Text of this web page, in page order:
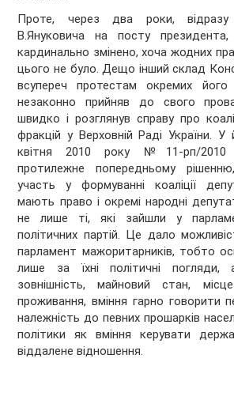
Проте, через два роки,
В.Януковича на посту
кардинально змінено, хоча жодних
цього не було. Дещо інший склад
всупереч протестам окремих його
незаконно прийняв до свого
швидко і розглянув справу про
фракцій у Верховній Раді України. У
квітня 2010 року №11-рп/2010
протилежне попередньому
участь у формуванні коаліції
мають право і окремі народні
не лише ті, які зайшли у
політичних партій. Це дало
парламент мажоритарників, тобто
лише за їхні політичні погляди,
зовнішність, майновий стан,
проживання, вміння гарно
належність до певних прошарків
політики як вміння керувати
віддалене відношення.